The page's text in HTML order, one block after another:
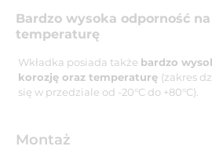
Bardzo wysoka odporność
temperaturę
Wkładka posiada także bardzo
korozję oraz temperaturę (zakres
się w przedziale od -20°C do +80°C).
Montaż